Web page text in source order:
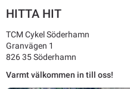
HITTA HIT
TCM Cykel Söderhamn
Granvägen 1
826 35 Söderhamn
Varmt välkommen in till oss!